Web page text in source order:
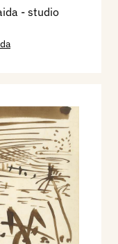
- studio